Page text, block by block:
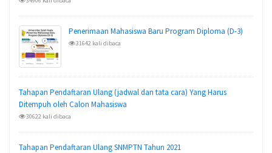
Penerimaan Mahasiswa Baru Program Diploma (D-3)
31642 kali dibaca
Tahapan Pendaftaran Ulang (jadwal dan tata cara) Yang Harus
Ditempuh oleh Calon Mahasiswa
30622 kali dibaca
Tahapan Pendaftaran Ulang SNMPTN Tahun 2021